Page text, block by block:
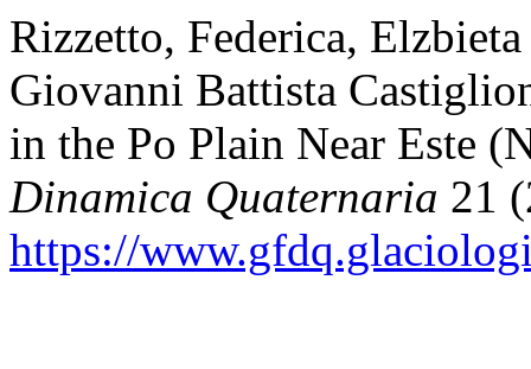
Rizzetto, Federica,
Giovanni Battista
in the Po Plain Near Este
Dinamica Quaternaria 21
https://